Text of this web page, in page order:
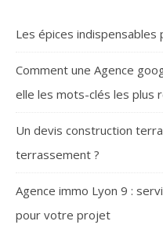
Les épices
Comment une Agence
elle les mots-clés les plus
Un devis construction
terrassement ?
Agence immo Lyon 9 :
pour votre projet